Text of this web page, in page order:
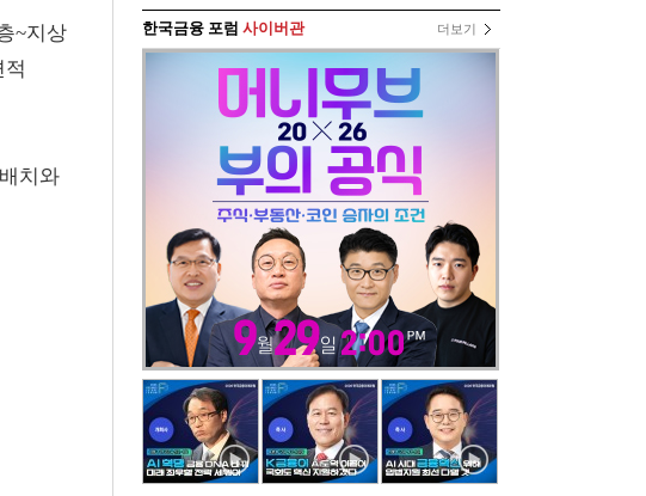
~지상
적
치와
한국금융 포럼 사이버관 더보기